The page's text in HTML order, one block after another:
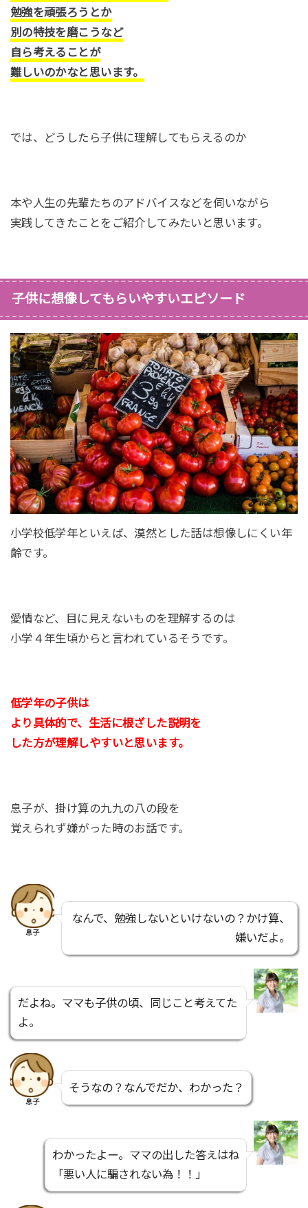
勉強を頑張ろうとか
別の特技を磨こうなど
自ら考えることが
難しいのかなと思います。
では、どうしたら子供に理解してもらえるのか
本や人生の先輩たちのアドバイスなどを伺いながら
実践してきたことをご紹介してみたいと思います。
子供に想像してもらいやすいエピソード
小学校低学年といえば、漠然とした話は想像しにくい年
齢です。
愛情など、目に見えないものを理解するのは
小学４年生頃からと言われているそうです。
低学年の子供は
より具体的で、生活に根ざした説明を
した方が理解しやすいと思います。
息子が、掛け算の九九の八の段を
覚えられず嫌がった時のお話です。
息子
なんで、勉強しないといけないの？かけ算、
嫌いだよ。
だよね。ママも子供の頃、同じこと考えてた
よ。
息子
そうなの？なんでだか、わかった？
わかったよー。ママの出した答えはね
「悪い人に騙されない為！！」